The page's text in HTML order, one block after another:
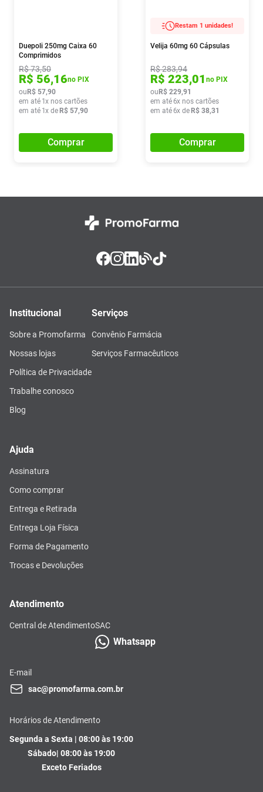
Duepoli 250mg Caixa 60
Comprimidos
R$73,50
R$ 56,16no PIX
ou R$ 57,90
em até 1x nos cartões
em até 1x de R$ 57,90
Comprar
Restam 1 unidades!
Velija 60mg 60 Cápsulas
R$283,94
R$ 223,01 no PIX
ou R$ 229,91
em até6x nos cartões
em até6x de R$ 38,31
Comprar
Institucional
Sobre a Promofarma
Nossas lojas
Política de Privacidade
Trabalhe conosco
Blog
Serviços
Convênio Farmácia
Serviços Farmacêuticos
Ajuda
Assinatura
Como comprar
Entrega e Retirada
Entrega Loja Física
Forma de Pagamento
Trocas e Devoluções
Atendimento
Central de AtendimentoSAC
Whatsapp
E-mail
sac@promofarma.com.br
Horários de Atendimento
Segunda a Sexta | 08:00 às 19:00
Sábado| 08:00 às 19:00
Exceto Feriados